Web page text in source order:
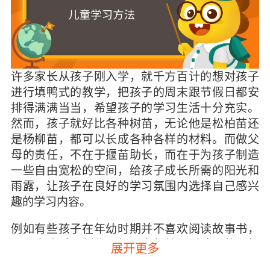
许多家长从孩子刚入学，就千方百计的想对孩子
进行填鸭式的教学，把孩子的周末跟节假日都安
排得满满当当，希望孩子的学习生活十分充实。
然而，孩子就好比各种树苗，无论他是松柏苗还
是杨柳苗，都可以长成各种各样的材料。而做父
母的责任，不在于揠苗助长，而在于为孩子制造
一些自由宽松的空间，给孩子成长所需的阳光和
雨露，让孩子在良好的学习氛围内选择自己感兴
趣的学习内容。
例如有些孩子在年幼时期并不喜欢阅读故事书，
而是喜欢手工制作。如果家长并不对孩子的兴趣
展开更多